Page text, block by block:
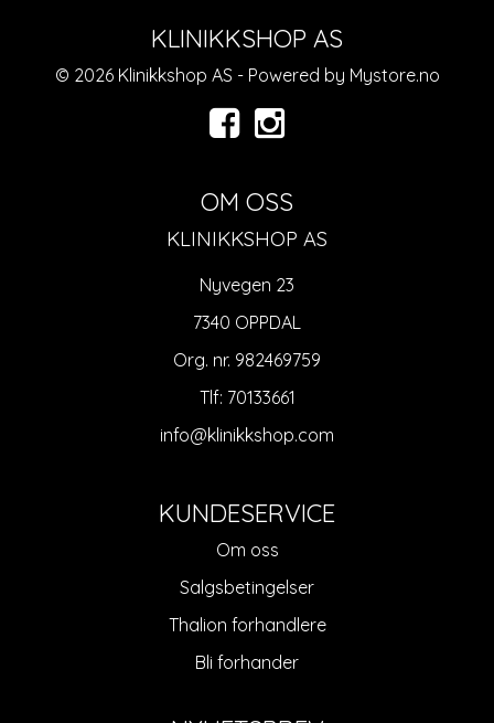
KLINIKKSHOP AS
© 2026 Klinikkshop AS - Powered by Mystore.no
OM OSS
KLINIKKSHOP AS
Nyvegen 23
7340 OPPDAL
Org. nr. 982469759
Tlf: 70133661
info@klinikkshop.com
KUNDESERVICE
Om oss
Salgsbetingelser
Thalion forhandlere
Bli forhander